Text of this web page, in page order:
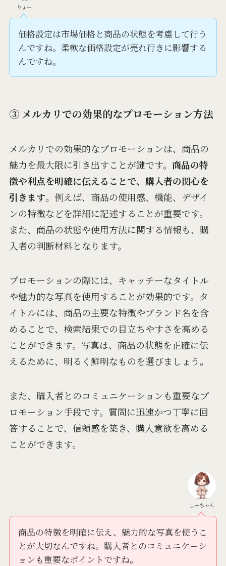
りょー
価格設定は市場価格と商品の状態を考慮して行う
んですね。柔軟な価格設定が売れ行きに影響する
んですね。
③ メルカリでの効果的なプロモーション方法
メルカリでの効果的なプロモーションは、商品の
魅力を最大限に引き出すことが鍵です。 商品の特
徴や利点を明確に伝えることで、購入者の関心を
引きます。例えば、商品の使用感、機能、デザイ
ンの特徴などを詳細に記述することが重要です。
また、商品の状態や使用方法に関する情報も、購
入者の判断材料となります。
プロモーションの際には、キャッチーなタイトル
や魅力的な写真を使用することが効果的です。タ
イトルには、商品の主要な特徴やブランド名を含
めることで、検索結果での目立ちやすさを高める
ことができます。写真は、商品の状態を正確に伝
えるために、明るく鮮明なものを選びましょう。
また、購入者とのコミュニケーションも重要なプ
ロモーション手段です。質問に迅速かつ丁寧に回
答することで、信頼感を築き、購入意欲を高める
ことができます。
しーちゃん
商品の特徴を明確に伝え、魅力的な写真を使うこ
とが大切なんですね。購入者とのコミュニケーシ
ョンも重要なポイントですね。